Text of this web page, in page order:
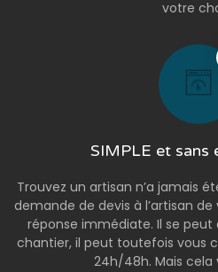
votre
SIMPLE et sans
Trouvez un artisan n’a jamais
demande de devis à l’artisan
réponse immédiate. Il se peut
chantier, il peut toutefois vous
24h/48h. Mais cela